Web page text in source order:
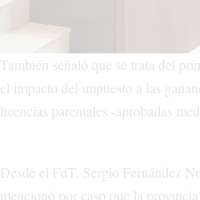
También señaló que se trata del
el impacto del impuesto a las
licencias parentales -aprobadas
Desde el FdT, Sergio Fernández
mencionó por caso que la